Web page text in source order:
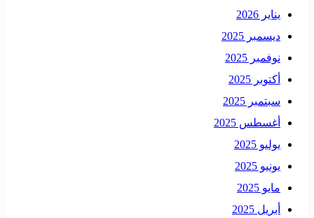
يناير 2026
ديسمبر 2025
نوفمبر 2025
أكتوبر 2025
سبتمبر 2025
أغسطس 2025
يوليو 2025
يونيو 2025
مايو 2025
أبريل 2025